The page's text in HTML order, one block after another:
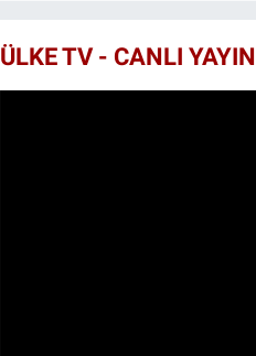
ÜLKE TV - CANLI YAYIN